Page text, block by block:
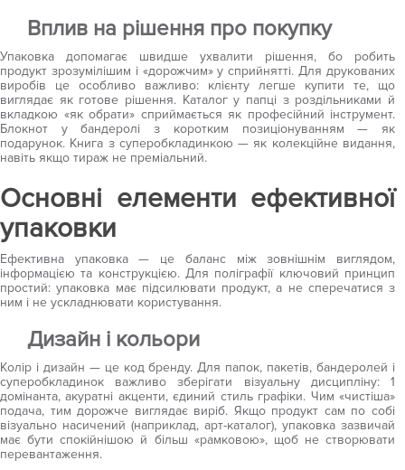
Вплив на рішення про покупку
Упаковка допомагає швидше ухвалити рішення, бо робить
продукт зрозумілішим і «дорожчим» у сприйнятті. Для друкованих
виробів це особливо важливо: клієнту легше купити те, що
виглядає як готове рішення. Каталог у папці з роздільниками й
вкладкою «як обрати» сприймається як професійний інструмент.
Блокнот у бандеролі з коротким позиціонуванням — як
подарунок. Книга з суперобкладинкою — як колекційне видання,
навіть якщо тираж не преміальний.
Основні елементи ефективної
упаковки
Ефективна упаковка — це баланс між зовнішнім виглядом,
інформацією та конструкцією. Для поліграфії ключовий принцип
простий: упаковка має підсилювати продукт, а не сперечатися з
ним і не ускладнювати користування.
Дизайн і кольори
Колір і дизайн — це код бренду. Для папок, пакетів, бандеролей і
суперобкладинок важливо зберігати візуальну дисципліну: 1
домінанта, акуратні акценти, єдиний стиль графіки. Чим «чистіша»
подача, тим дорожче виглядає виріб. Якщо продукт сам по собі
візуально насичений (наприклад, арт-каталог), упаковка зазвичай
має бути спокійнішою й більш «рамковою», щоб не створювати
перевантаження.